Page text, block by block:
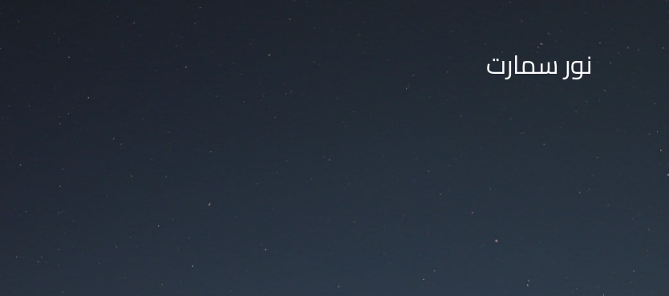
نور سمارت